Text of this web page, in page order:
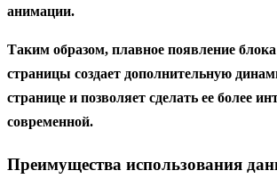
анимации.
Таким образом, плавное появление
страницы создает дополнительную
странице и позволяет сделать ее более
современной.
Преимущества использования